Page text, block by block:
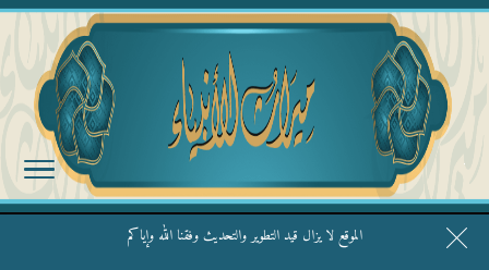
الموقع لا يزال قيد التطوير والتحديث وفقنا الله وإياكم
قال الشيخ ربيع وفقه الله: نحن ليس عندنا تقديس الأشخاص